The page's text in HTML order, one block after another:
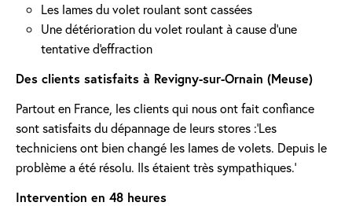
Les lames du volet roulant sont cassées
Une détérioration du volet roulant à cause d'une
tentative d'effraction
Des clients satisfaits à Revigny-sur-Ornain (Meuse)
Partout en France, les clients qui nous ont fait confiance
sont satisfaits du dépannage de leurs stores :'Les
techniciens ont bien changé les lames de volets. Depuis le
problème a été résolu. Ils étaient très sympathiques.'
Intervention en 48 heures